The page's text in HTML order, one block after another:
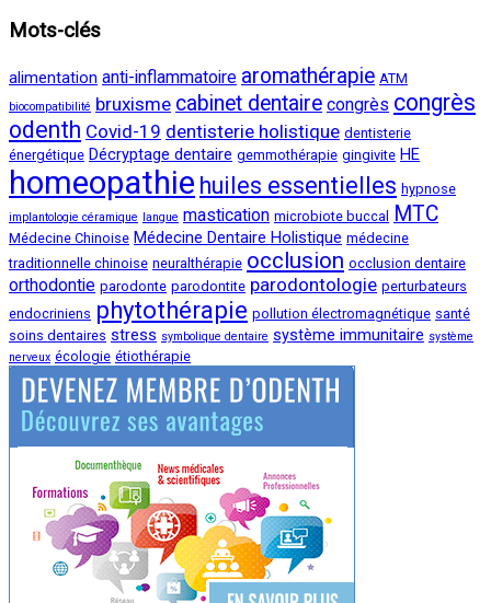
Mots-clés
alimentation anti-inflammatoire aromathérapie ATM
biocompatibilité bruxisme cabinet dentaire congrès congrès
odenth Covid-19 dentisterie holistique dentisterie
énergétique Décryptage dentaire gemmothérapie gingivite HE
homeopathie huiles essentielles hypnose
implantologie céramique langue mastication microbiote buccal MTC
Médecine Chinoise Médecine Dentaire Holistique médecine
traditionnelle chinoise neuralthérapie occlusion occlusion dentaire
orthodontie parodonte parodontite parodontologie perturbateurs
endocriniens phytothérapie pollution électromagnétique santé
soins dentaires stress symbolique dentaire système immunitaire système
nerveux écologie étiothérapie